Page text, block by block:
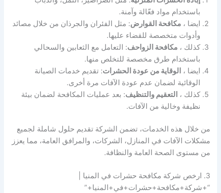
باستخدام مواد فعّالة وآمنة.
ايضا ،مكافحة القوارض: مثل الفئران والجرذان من خلال مصائد
وأدوات متخصصة للقضاء عليها.
كذلك ،مكافحة الزواحف: التعامل مع الثعابين والسحالي
باستخدام طرق مخصصة للتخلص منها.
ايضا ، الوقاية من عودة الحشرات: تقديم خدمات الصيانة
الوقائية لضمان عدم عودة الآفات مرة أخرى.
كذلك ، التعقيم والتنظيف: بعد عمليات المكافحة لضمان بيئة
نظيفة وخالية من الآفات.
من خلال هذه الخدمات، تضمن الشركة تقديم حلول شاملة لجميع
مشكلات الآفات في المنازل، الشركات، والمرافق العامة، مما يعزز
من مستوى الصحة العامة والنظافة.
3. ارخص شركة مكافحة حشرات في المنيا |
“+شركة+مكافحة+حشرات+في+المنيا+”